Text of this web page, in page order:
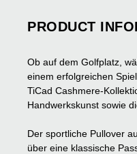
PRODUCT
Ob auf dem Golfplatz,
einem erfolgreichen
TiCad Cashmere-
Handwerkskunst sowie
Der sportliche Pullover
über eine klassische